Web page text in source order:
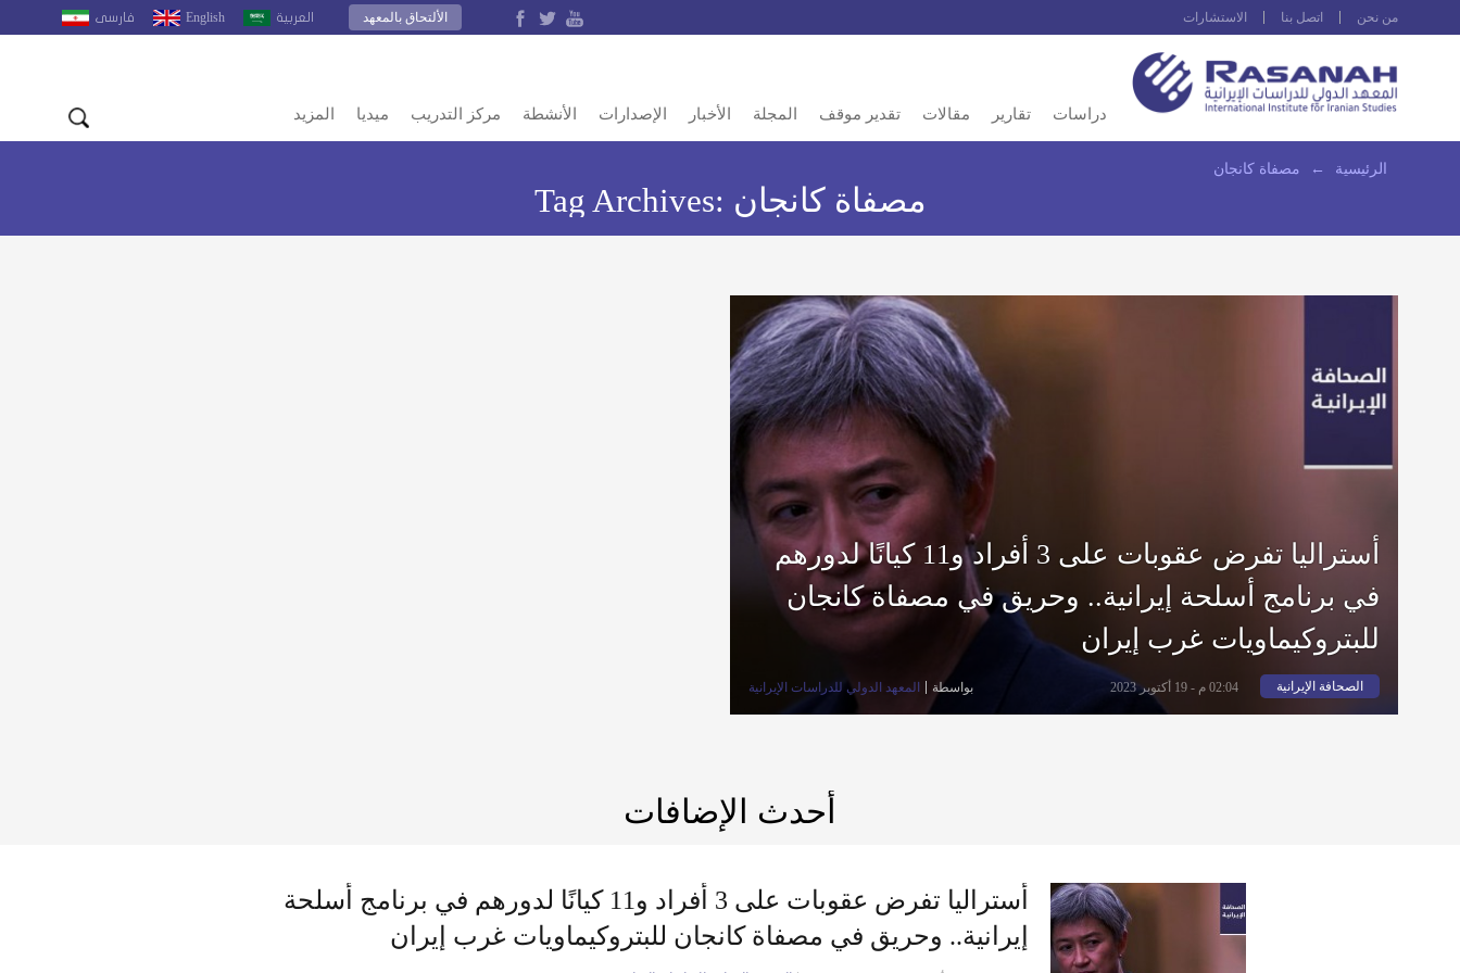
من نحن اتصل بنا الاستشارات العربية English فارسى الألتحاق بالمعهد
دراسات تقارير مقالات تقدير موقف المجلة الأخبار الإصدارات الأنشطة مركز التدريب ميديا المزيد
الرئيسية ← مصفاة كانجان
Tag Archives: مصفاة كانجان
أستراليا تفرض عقوبات على 3 أفراد و11 كيانًا لدورهم
في برنامج أسلحة إيرانية.. وحريق في مصفاة كانجان
للبتروكيماويات غرب إيران
الصحافة الإيرانية 02:04 م - 19 أكتوبر 2023 بواسطة المعهد الدولي للدراسات الإيرانية
أحدث الإضافات
أستراليا تفرض عقوبات على 3 أفراد و11 كيانًا لدورهم في برنامج أسلحة
إيرانية.. وحريق في مصفاة كانجان للبتروكيماويات غرب إيران